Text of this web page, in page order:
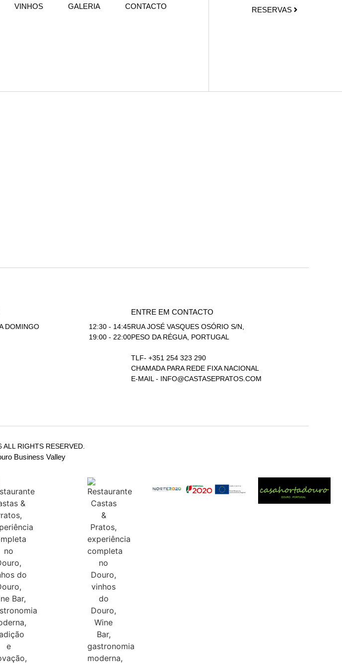
VINHOS GALERIA CONTACTO RESERVAS
DOMINGO
12:30 - 14:45
19:00 - 22:00
ENTRE EM CONTACTO
RUA JOSÉ VASQUES OSÓRIO S/N,
PESO DA RÉGUA, PORTUGAL
TLF- +351 254 323 290
CHAMADA PARA REDE FIXA NACIONAL
E-MAIL - INFO@CASTASEPRATOS.COM
RIGHTS RESERVED.
Business Valley